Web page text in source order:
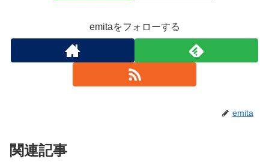
emitaをフォローする
emita
関連記事